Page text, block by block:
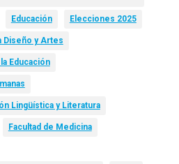
Educación Elecciones 2025
Diseño y Artes
Educación
Lingüística y Literatura
Facultad de Medicina